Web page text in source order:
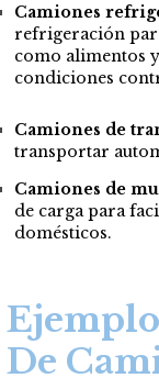
Camiones
refrigeración
como alimentos
condiciones
Camiones de
transportar
Camiones de
de carga para
domésticos.
De